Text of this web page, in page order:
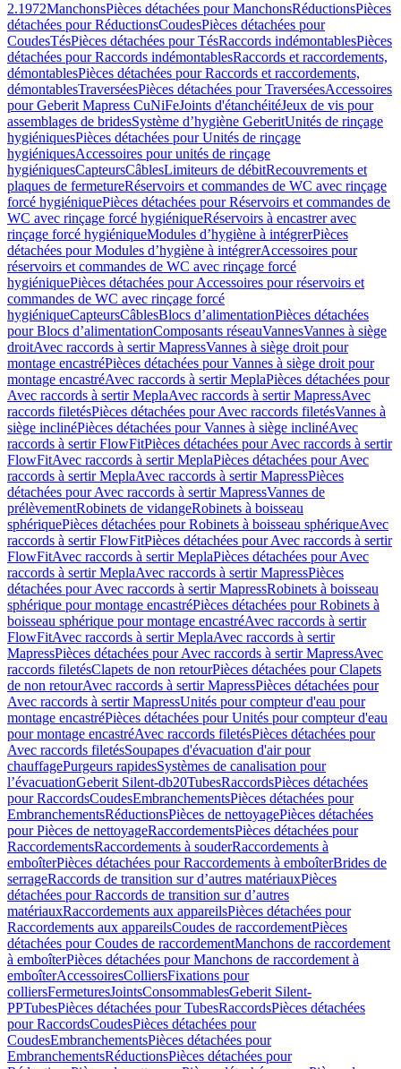
2.1972ManchonsPièces détachées pour ManchonsRéductionsPièces
détachées pour RéductionsCoudesPièces détachées pour
CoudesTésPièces détachées pour TésRaccords indémontablesPièces
détachées pour Raccords indémontablesRaccords et raccordements,
démontablesPièces détachées pour Raccords et raccordements,
démontablesTraverséesPièces détachées pour TraverséesAccessoires
pour Geberit Mapress CuNiFeJoints d'étanchéitéJeux de vis pour
assemblages de bridesSystème d’hygiène GeberitUnités de rinçage
hygiéniquesPièces détachées pour Unités de rinçage
hygiéniquesAccessoires pour unités de rinçage
hygiéniquesCapteursCâblesLimiteurs de débitRecouvrements et
plaques de fermetureRéservoirs et commandes de WC avec rinçage
forcé hygiéniquePièces détachées pour Réservoirs et commandes de
WC avec rinçage forcé hygiéniqueRéservoirs à encastrer avec
rinçage forcé hygiéniqueModules d’hygiène à intégrerPièces
détachées pour Modules d’hygiène à intégrerAccessoires pour
réservoirs et commandes de WC avec rinçage forcé
hygiéniquePièces détachées pour Accessoires pour réservoirs et
commandes de WC avec rinçage forcé
hygiéniqueCapteursCâblesBlocs d’alimentationPièces détachées
pour Blocs d’alimentationComposants réseauVannesVannes à siège
droitAvec raccords à sertir MapressVannes à siège droit pour
montage encastréPièces détachées pour Vannes à siège droit pour
montage encastréAvec raccords à sertir MeplaPièces détachées pour
Avec raccords à sertir MeplaAvec raccords à sertir MapressAvec
raccords filetésPièces détachées pour Avec raccords filetésVannes à
siège inclinéPièces détachées pour Vannes à siège inclinéAvec
raccords à sertir FlowFitPièces détachées pour Avec raccords à sertir
FlowFitAvec raccords à sertir MeplaPièces détachées pour Avec
raccords à sertir MeplaAvec raccords à sertir MapressPièces
détachées pour Avec raccords à sertir MapressVannes de
prélèvementRobinets de vidangeRobinets à boisseau
sphériquePièces détachées pour Robinets à boisseau sphériqueAvec
raccords à sertir FlowFitPièces détachées pour Avec raccords à sertir
FlowFitAvec raccords à sertir MeplaPièces détachées pour Avec
raccords à sertir MeplaAvec raccords à sertir MapressPièces
détachées pour Avec raccords à sertir MapressRobinets à boisseau
sphérique pour montage encastréPièces détachées pour Robinets à
boisseau sphérique pour montage encastréAvec raccords à sertir
FlowFitAvec raccords à sertir MeplaAvec raccords à sertir
MapressPièces détachées pour Avec raccords à sertir MapressAvec
raccords filetésClapets de non retourPièces détachées pour Clapets
de non retourAvec raccords à sertir MapressPièces détachées pour
Avec raccords à sertir MapressUnités pour compteur d'eau pour
montage encastréPièces détachées pour Unités pour compteur d'eau
pour montage encastréAvec raccords filetésPièces détachées pour
Avec raccords filetésSoupapes d'évacuation d'air pour
chauffagePurgeurs rapidesSystèmes de canalisation pour
l’évacuationGeberit Silent-db20TubesRaccordsPièces détachées
pour RaccordsCoudesEmbranchementsPièces détachées pour
EmbranchementsRéductionsPièces de nettoyagePièces détachées
pour Pièces de nettoyageRaccordementsPièces détachées pour
RaccordementsRaccordements à souderRaccordements à
emboîterPièces détachées pour Raccordements à emboîterBrides de
serrageRaccords de transition sur d’autres matériauxPièces
détachées pour Raccords de transition sur d’autres
matériauxRaccordements aux appareilsPièces détachées pour
Raccordements aux appareilsCoudes de raccordementPièces
détachées pour Coudes de raccordementManchons de raccordement
à emboîterPièces détachées pour Manchons de raccordement à
emboîterAccessoiresColliersFixations pour
colliersFermeturesJointsConsommablesGeberit Silent-
PPTubesPièces détachées pour TubesRaccordsPièces détachées
pour RaccordsCoudesPièces détachées pour
CoudesEmbranchementsPièces détachées pour
EmbranchementsRéductionsPièces détachées pour